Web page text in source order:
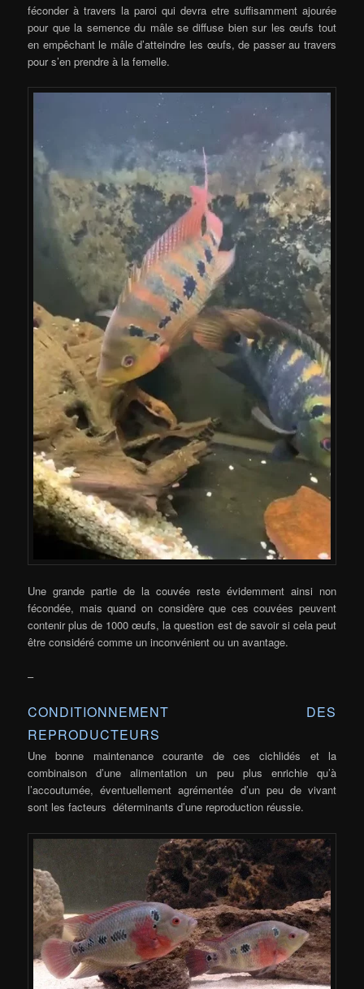
féconder à travers la paroi qui devra etre suffisamment ajourée
pour que la semence du mâle se diffuse bien sur les œufs tout
en empêchant le mâle d’atteindre les œufs, de passer au travers
pour s’en prendre à la femelle.
Une grande partie de la couvée reste évidemment ainsi non
fécondée, mais quand on considère que ces couvées peuvent
contenir plus de 1000 œufs, la question est de savoir si cela peut
être considéré comme un inconvénient ou un avantage.
–
CONDITIONNEMENT DES
REPRODUCTEURS
Une bonne maintenance courante de ces cichlidés et la
combinaison d’une alimentation un peu plus enrichie qu’à
l’accoutumée, éventuellement agrémentée d’un peu de vivant
sont les facteurs déterminants d’une reproduction réussie.